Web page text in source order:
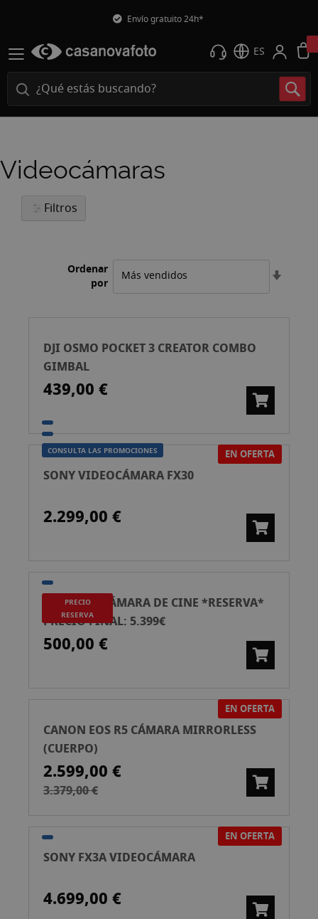
Envío gratuito 24h*
ES
Videocámaras
Filtros
Ordenar
por
DJI OSMO POCKET 3 CREATOR COMBO
GIMBAL
439,00 €
CONSULTA LAS PROMOCIONES EN OFERTA
SONY VIDEOCÁMARA FX30
2.299,00 €
PRECIO
RESERVA
SONY FX5 CÁMARA DE CINE *RESERVA*
PRECIO FINAL: 5.399€
500,00 €
EN OFERTA
CANON EOS R5 CÁMARA MIRRORLESS
(CUERPO)
2.599,00 €
3.379,00 €
EN OFERTA
SONY FX3A VIDEOCÁMARA
4.699,00 €